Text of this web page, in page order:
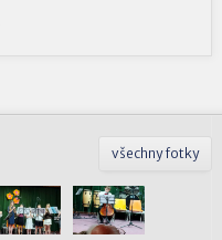
všechny fotky